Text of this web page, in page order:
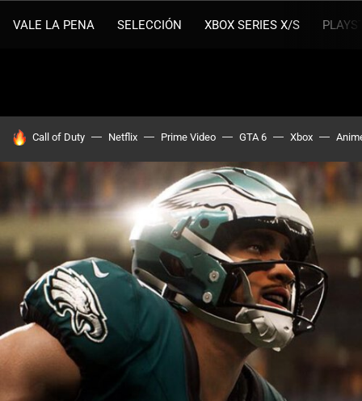
VALE LA PENA SELECCIÓN XBOX SERIES X/S
HOY SE HABLA DE
Call of Duty Netflix Prime Video GTA 6 Xbox